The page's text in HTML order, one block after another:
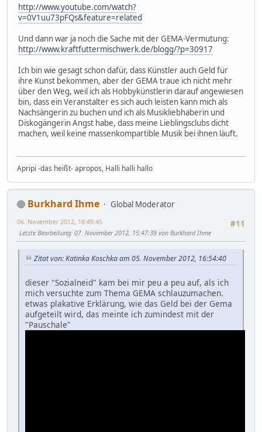
http://www.youtube.com/watch?
v=0V1uu73pFQs&feature=related
Und dann war ja noch die Sache mit der GEMA-Vermutung:
http://www.kraftfuttermischwerk.de/blogg/?p=30917
Ich bin wie gesagt schon dafür, dass Künstler auch Geld für
ihre Kunst bekommen, aber der GEMA traue ich nicht mehr
über den Weg, weil ich als Hobbykünstlerin darauf angewiesen
bin, dass ein Veranstalter es sich auch leisten kann mich als
Nachsängerin zu buchen und ich als Musikliebhaberin und
Diskogängerin Angst habe, dass meine Lieblingsclubs dicht
machen, weil keine massenkompartible Musik bei ihnen läuft.
Apripi -das heißt- apropos, Halli halli hallo
Burkhard Ihme
Global Moderator
#11
06. November 2012, 18:49:45
Letzte Bearbeitung: 07. November 2012, 15:47:39 von Burkhard Ihme
Zitat von: Katinka Koschka am 05. November 2012, 16:54:40
dieser "Sozialneid" kam bei mir peu a peu auf, als ich
mich versuchte zum Thema GEMA schlauzumachen.
etwas plakative Erklärung, wie das Geld bei der Gema
aufgeteilt wird, das meinte ich zumindest mit der
"Pauschale"